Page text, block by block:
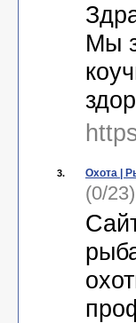
Мы
3. Охота |
(0/